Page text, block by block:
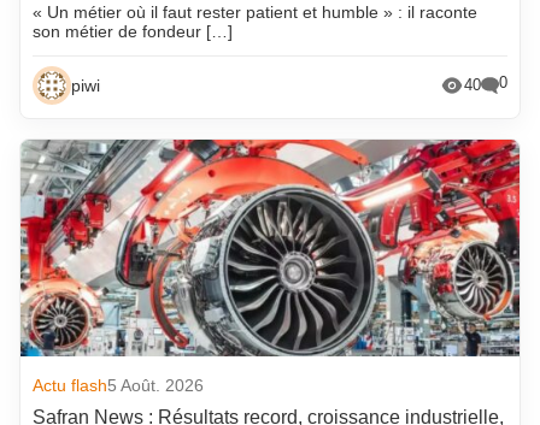
« Un métier où il faut rester patient et humble » : il raconte
son métier de fondeur […]
piwi 40 0
Actu flash5 Août. 2026
Safran News : Résultats record, croissance industrielle,